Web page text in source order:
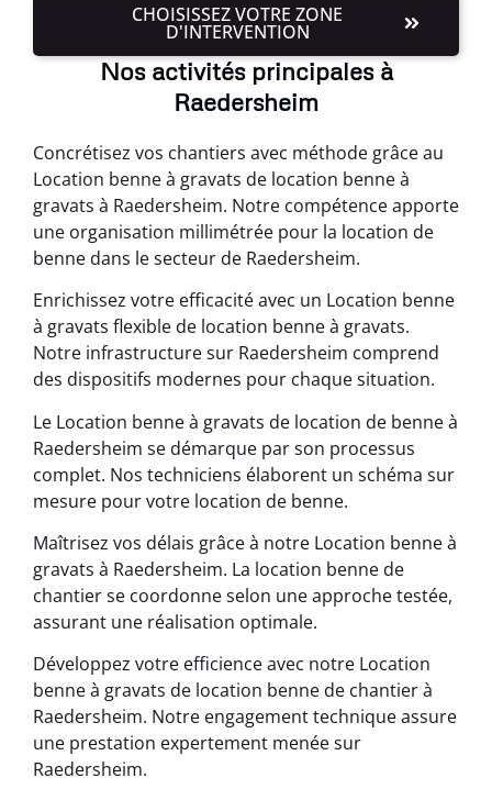
CHOISISSEZ VOTRE ZONE
D'INTERVENTION
Nos activités principales à
Raedersheim
Concrétisez vos chantiers avec méthode grâce au
Location benne à gravats de location benne à
gravats à Raedersheim. Notre compétence apporte
une organisation millimétrée pour la location de
benne dans le secteur de Raedersheim.
Enrichissez votre efficacité avec un Location benne
à gravats flexible de location benne à gravats.
Notre infrastructure sur Raedersheim comprend
des dispositifs modernes pour chaque situation.
Le Location benne à gravats de location de benne à
Raedersheim se démarque par son processus
complet. Nos techniciens élaborent un schéma sur
mesure pour votre location de benne.
Maîtrisez vos délais grâce à notre Location benne à
gravats à Raedersheim. La location benne de
chantier se coordonne selon une approche testée,
assurant une réalisation optimale.
Développez votre efficience avec notre Location
benne à gravats de location benne de chantier à
Raedersheim. Notre engagement technique assure
une prestation expertement menée sur
Raedersheim.